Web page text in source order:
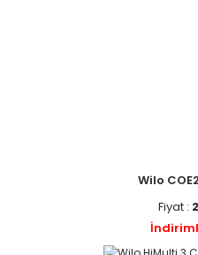
Wilo
Fiyat :